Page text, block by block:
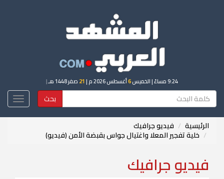
9:24 مساءً | الخميس6أغسطس 2026 م | 21 صفر 1448 هـ |
بحث
الرئيسية فيديو جرافيك
خلية تفجير المعلا واغتيال جواس بقبضة الأمن (فيديو)
فيديو جرافيك